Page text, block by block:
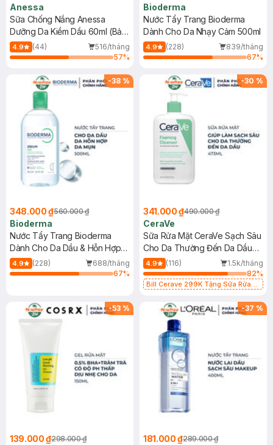
Anessa
Sữa Chống Nắng Anessa
Dưỡng Da Kiềm Dầu 60ml (Bản
Mới)
4.9 (44)
516/tháng
57%
Bioderma
Nước Tẩy Trang Bioderma
Dành Cho Da Nhạy Cảm 500ml
4.9 (228)
839/tháng
67%
-38 %
348.000 ₫560.000 ₫
Bioderma
Nước Tẩy Trang Bioderma
Dành Cho Da Dầu & Hỗn Hợp
500ml
4.9 (228)
688/tháng
67%
-30 %
341.000 ₫490.000 ₫
CeraVe
Sữa Rửa Mặt CeraVe Sạch Sâu
Cho Da Thường Đến Da Dầu
473ml
4.9 (116)
1.5k/tháng
82%
Bill Cerave 299K Tặng Sữa Rửa
-53 %
139.000 ₫298.000 ₫
-37 %
181.000 ₫289.000 ₫